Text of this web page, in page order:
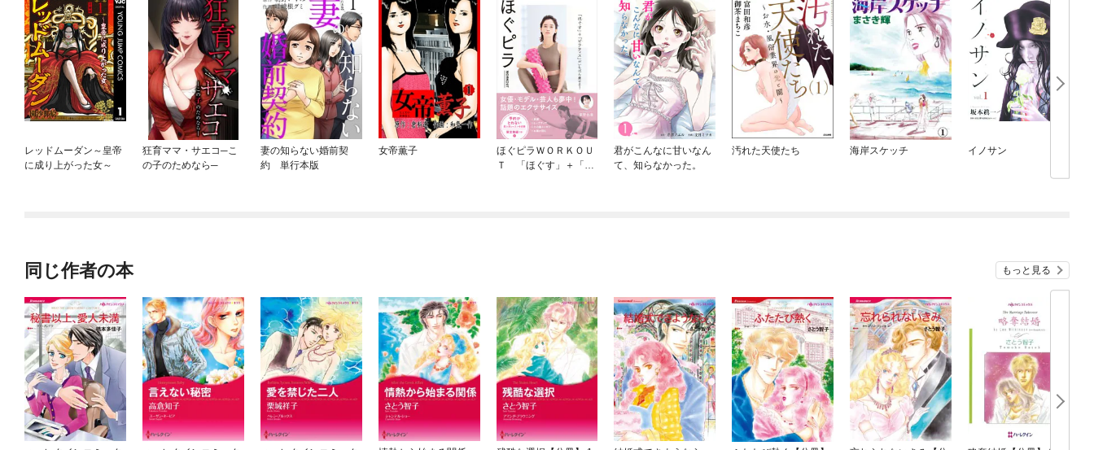
レッドムーダン～皇帝
に成り上がった女～
狂育ママ・サエコ─こ
の子のためなら─
妻の知らない婚前契
約 単行本版
女帝薫子
ほぐピラＷＯＲＫＯＵ
Ｔ 「ほぐす」＋「ピ
君がこんなに甘いなん
て、知らなかった。
汚れた天使たち 海岸スケッチ イノサン
同じ作者の本 もっと見る